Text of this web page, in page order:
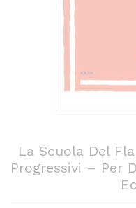
La Scuola Del
Progressivi – Per